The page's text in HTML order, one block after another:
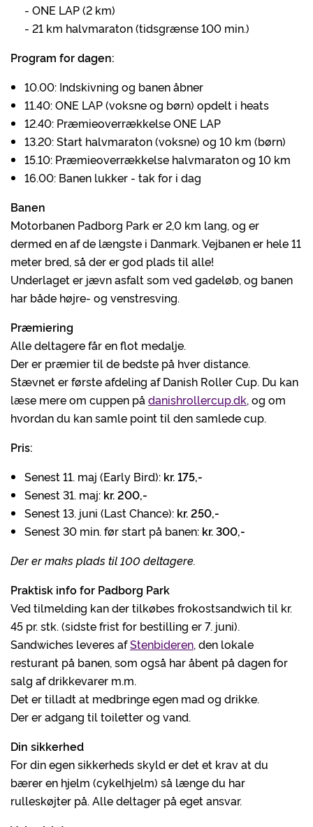
- ONE LAP (2 km)
- 21 km halvmaraton (tidsgrænse 100 min.)
Program for dagen:
10.00: Indskivning og banen åbner
11.40: ONE LAP (voksne og børn) opdelt i heats
12.40: Præmieoverrækkelse ONE LAP
13.20: Start halvmaraton (voksne) og 10 km (børn)
15.10: Præmieoverrækkelse halvmaraton og 10 km
16.00: Banen lukker - tak for i dag
Banen
Motorbanen Padborg Park er 2,0 km lang, og er
dermed en af de længste i Danmark. Vejbanen er hele 11
meter bred, så der er god plads til alle!
Underlaget er jævn asfalt som ved gadeløb, og banen
har både højre- og venstresving.
Præmiering
Alle deltagere får en flot medalje.
Der er præmier til de bedste på hver distance.
Stævnet er første afdeling af Danish Roller Cup. Du kan
læse mere om cuppen på danishrollercup.dk, og om
hvordan du kan samle point til den samlede cup.
Pris:
Senest 11. maj (Early Bird): kr. 175,-
Senest 31. maj: kr. 200,-
Senest 13. juni (Last Chance): kr. 250,-
Senest 30 min. før start på banen: kr. 300,-
Der er maks plads til 100 deltagere.
Praktisk info for Padborg Park
Ved tilmelding kan der tilkøbes frokostsandwich til kr.
45 pr. stk. (sidste frist for bestilling er 7. juni).
Sandwiches leveres afStenbideren, den lokale
resturant på banen, som også har åbent på dagen for
salg af drikkevarer m.m.
Det er tilladt at medbringe egen mad og drikke.
Der er adgang til toiletter og vand.
Din sikkerhed
For din egen sikkerheds skyld er det et krav at du
bærer en hjelm (cykelhjelm) så længe du har
rulleskøjter på. Alle deltager på eget ansvar.